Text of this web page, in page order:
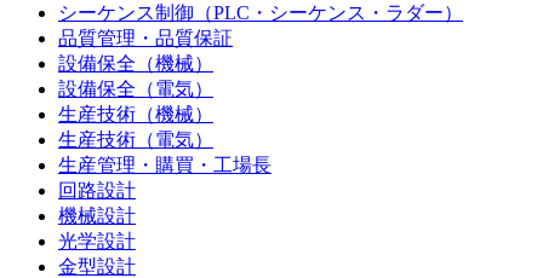
シーケンス制御（PLC・シーケンス・ラダー）
品質管理・品質保証
設備保全（機械）
設備保全（電気）
生産技術（機械）
生産技術（電気）
生産管理・購買・工場長
回路設計
機械設計
光学設計
金型設計